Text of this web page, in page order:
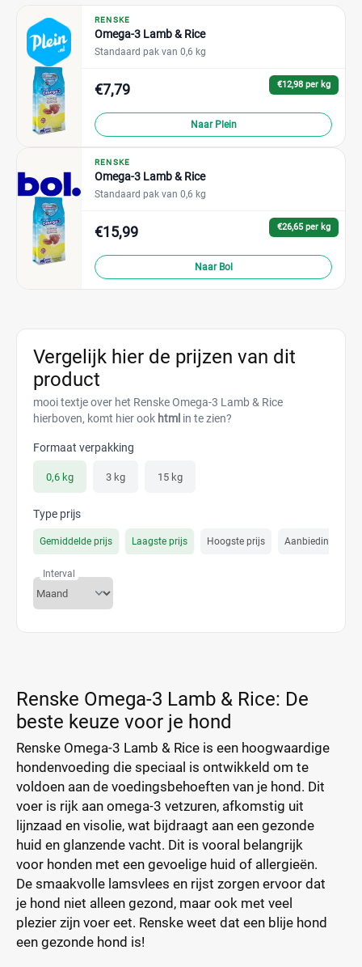
RENSKE
Omega-3 Lamb & Rice
Standaard pak van 0,6 kg
€12,98 per kg
€7,79
Naar Plein
RENSKE
Omega-3 Lamb & Rice
Standaard pak van 0,6 kg
€26,65 per kg
€15,99
Naar Bol
Vergelijk hier de prijzen van dit
product
mooi textje over het Renske Omega-3 Lamb & Rice
hierboven, komt hier ook html in te zien?
Formaat verpakking
0,6 kg 3 kg 15 kg
Type prijs
Gemiddelde prijs Laagste prijs Hoogste prijs Aanbiedings prijs
Interval
Renske Omega-3 Lamb & Rice: De
beste keuze voor je hond
Renske Omega-3 Lamb & Rice is een hoogwaardige
hondenvoeding die speciaal is ontwikkeld om te
voldoen aan de voedingsbehoeften van je hond. Dit
voer is rijk aan omega-3 vetzuren, afkomstig uit
lijnzaad en visolie, wat bijdraagt aan een gezonde
huid en glanzende vacht. Dit is vooral belangrijk
voor honden met een gevoelige huid of allergieën.
De smaakvolle lamsvlees en rijst zorgen ervoor dat
je hond niet alleen gezond, maar ook met veel
plezier zijn voer eet. Renske weet dat een blije hond
een gezonde hond is!